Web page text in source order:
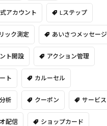
アカウント Lステップ
ック測定 あいさつメッセージ
ト開設 アクション管理
ト カルーセル
析 クーポン サービス
配信 ショップカード